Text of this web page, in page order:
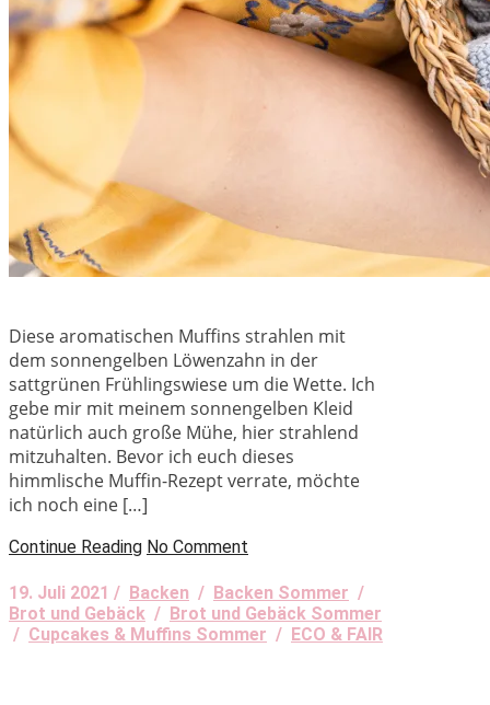
Diese aromatischen Muffins strahlen mit
dem sonnengelben Löwenzahn in der
sattgrünen Frühlingswiese um die Wette. Ich
gebe mir mit meinem sonnengelben Kleid
natürlich auch große Mühe, hier strahlend
mitzuhalten. Bevor ich euch dieses
himmlische Muffin-Rezept verrate, möchte
ich noch eine […]
Continue Reading No Comment
19. Juli 2021 / Backen / Backen Sommer /
Brot und Gebäck / Brot und Gebäck Sommer
/ Cupcakes & Muffins Sommer / ECO & FAIR